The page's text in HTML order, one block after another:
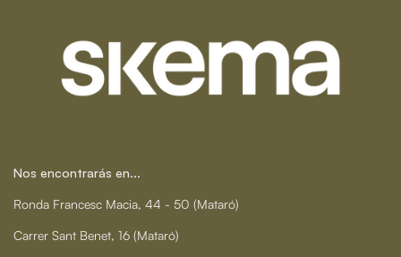
Nos encontrarás en...
Ronda Francesc Macia, 44 - 50 (Mataró)
Carrer Sant Benet, 16 (Mataró)